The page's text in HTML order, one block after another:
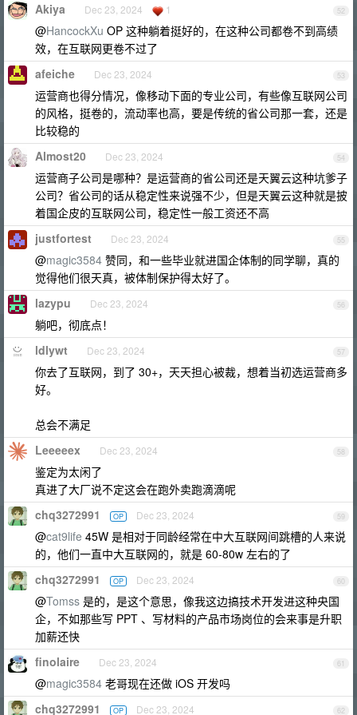
52
Akiya Dec 23, 2024 1
@HancockXu OP 这种躺着挺好的，在这种公司都卷不到高绩
效，在互联网更卷不过了
53
afeiche Dec 23, 2024
运营商也得分情况，像移动下面的专业公司，有些像互联网公司
的风格，挺卷的，流动率也高，要是传统的省公司那一套，还是
比较稳的
54
Almost20 Dec 23, 2024
运营商子公司是哪种？是运营商的省公司还是天翼云这种坑爹子
公司？省公司的话从稳定性来说强不少，但是天翼云这种就是披
着国企皮的互联网公司，稳定性一般工资还不高
55
justfortest Dec 23, 2024
@magic3584 赞同，和一些毕业就进国企体制的同学聊，真的
觉得他们很天真，被体制保护得太好了。
56
lazypu Dec 23, 2024
躺吧，彻底点！
57
ldlywt Dec 23, 2024
你去了互联网，到了 30+，天天担心被裁，想着当初选运营商多
好。
总会不满足
58
Leeeeex Dec 23, 2024
鉴定为太闲了
真进了大厂说不定这会在跑外卖跑滴滴呢
59
chq3272991 OP Dec 23, 2024
@cat9life 45W 是相对于同龄经常在中大互联网间跳槽的人来说
的，他们一直中大互联网的，就是 60-80w 左右的了
60
chq3272991 OP Dec 23, 2024
@Tomss 是的，是这个意思，像我这边搞技术开发进这种央国
企，不如那些写 PPT 、写材料的产品市场岗位的会来事是升职
加薪还快
61
finolaire Dec 23, 2024
@magic3584 老哥现在还做 iOS 开发吗
62
chq3272991 OP Dec 23, 2024